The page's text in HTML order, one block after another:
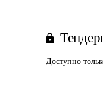
Доступно